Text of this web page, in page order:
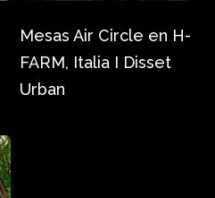
Urban
Mesas Air Circle en H-
FARM, Italia I Disset
Urban